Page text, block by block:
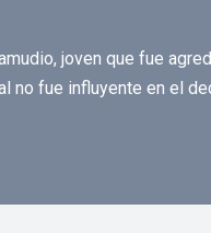
joven que fue
no fue influyente en el